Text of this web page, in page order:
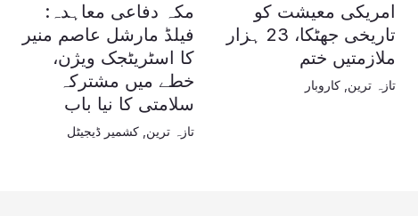
امریکی معیشت کو
تاریخی جھٹکا، 23 ہزار
ملازمتیں ختم
تازہ ترین ,کاروبار
مکہ دفاعی معاہدہ:
فیلڈ مارشل عاصم منیر
کا اسٹریٹجک ویژن،
خطے میں مشترکہ
سلامتی کا نیا باب
تازہ ترین ,کشمیر ڈیجیٹل